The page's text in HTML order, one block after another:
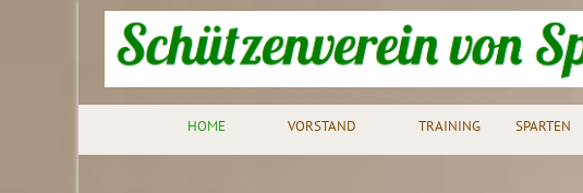
HOME VORSTAND TRAINING SPARTEN